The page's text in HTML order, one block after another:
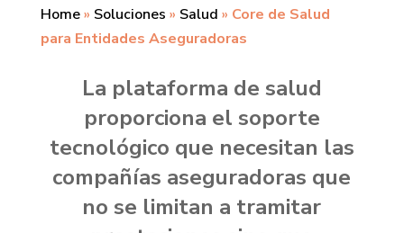
Home» Soluciones » Salud » Core de Salud
para Entidades Aseguradoras
La plataforma de salud
proporciona el soporte
tecnológico que necesitan las
compañías aseguradoras que
no se limitan a tramitar